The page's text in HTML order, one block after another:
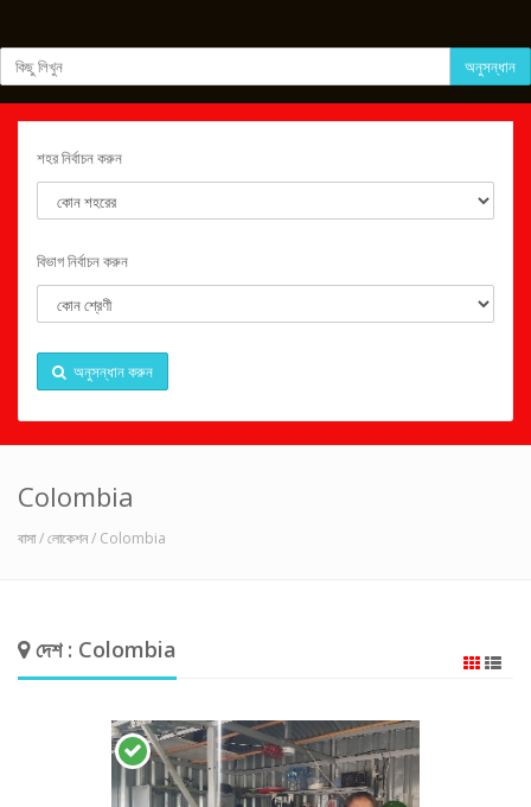
অনুসন্ধান
শহর নির্বাচন করুন
বিভাগ নির্বাচন করুন
অনুসন্ধান করুন
Colombia
বাসা/লোকেশন/ Colombia
দেশ : Colombia